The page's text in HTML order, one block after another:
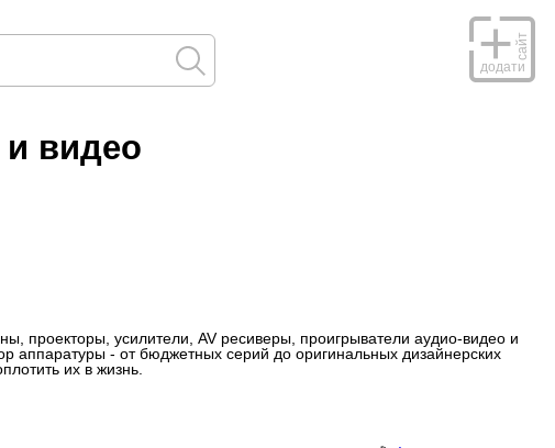
додати
сайт
и видео
проекторы, усилители, AV ресиверы, проигрыватели аудио-видео и
аппаратуры - от бюджетных серий до оригинальных дизайнерских
их в жизнь.